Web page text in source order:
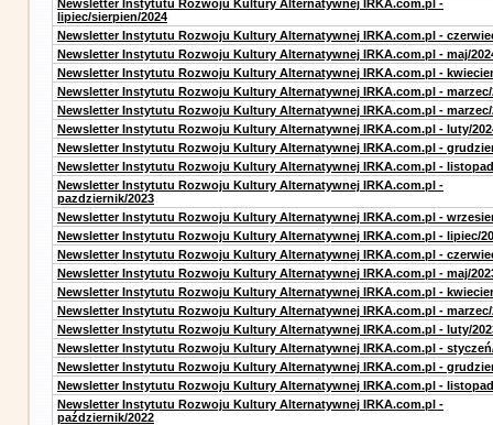
Newsletter Instytutu Rozwoju Kultury Alternatywnej IRKA.com.pl -
lipiec/sierpien/2024
Newsletter Instytutu Rozwoju Kultury Alternatywnej IRKA.com.pl -
Newsletter Instytutu Rozwoju Kultury Alternatywnej IRKA.com.pl - maj/
Newsletter Instytutu Rozwoju Kultury Alternatywnej IRKA.com.pl -
Newsletter Instytutu Rozwoju Kultury Alternatywnej IRKA.com.pl - marzec/
Newsletter Instytutu Rozwoju Kultury Alternatywnej IRKA.com.pl - marzec/
Newsletter Instytutu Rozwoju Kultury Alternatywnej IRKA.com.pl - luty/
Newsletter Instytutu Rozwoju Kultury Alternatywnej IRKA.com.pl -
Newsletter Instytutu Rozwoju Kultury Alternatywnej IRKA.com.pl -
Newsletter Instytutu Rozwoju Kultury Alternatywnej IRKA.com.pl -
pazdziernik/2023
Newsletter Instytutu Rozwoju Kultury Alternatywnej IRKA.com.pl -
Newsletter Instytutu Rozwoju Kultury Alternatywnej IRKA.com.pl - lipiec/
Newsletter Instytutu Rozwoju Kultury Alternatywnej IRKA.com.pl -
Newsletter Instytutu Rozwoju Kultury Alternatywnej IRKA.com.pl - maj/
Newsletter Instytutu Rozwoju Kultury Alternatywnej IRKA.com.pl -
Newsletter Instytutu Rozwoju Kultury Alternatywnej IRKA.com.pl - marzec/
Newsletter Instytutu Rozwoju Kultury Alternatywnej IRKA.com.pl - luty/
Newsletter Instytutu Rozwoju Kultury Alternatywnej IRKA.com.pl -
Newsletter Instytutu Rozwoju Kultury Alternatywnej IRKA.com.pl -
Newsletter Instytutu Rozwoju Kultury Alternatywnej IRKA.com.pl -
Newsletter Instytutu Rozwoju Kultury Alternatywnej IRKA.com.pl -
październik/2022